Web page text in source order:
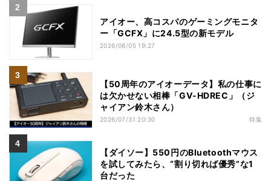
アイオー、高コスパのゲーミングモニタ
ー「GCFX」に24.5型の新モデル
2026/08/05 19:27
【50周年のアイオーデータ】私の仕事に
は欠かせない相棒「GV-HDREC」（ジ
ャイアン鈴木さん）
2026/07/31 20:30 特集
【ダイソー】550円のBluetoothマウス
を試してみたら、“割り切れば優秀”な1
台だった